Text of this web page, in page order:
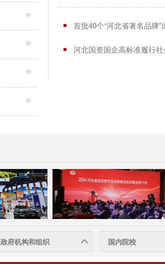
首批40个“河北省著名品牌”
河北国资国企高标准履行
政府机构和组织 国内院校